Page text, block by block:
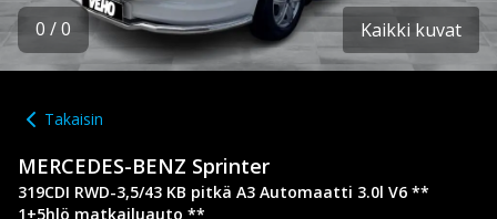
0 /0 Kaikki kuvat
Takaisin
MERCEDES-BENZ Sprinter
319CDI RWD-3,5/43 KB pitkä A3 Automaatti 3.0l V6 **
1+5hlö matkailuauto **